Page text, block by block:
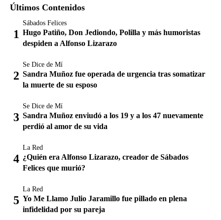
Últimos Contenidos
Sábados Felices
Hugo Patiño, Don Jediondo, Polilla y más humoristas
despiden a Alfonso Lizarazo
Se Dice de Mí
Sandra Muñoz fue operada de urgencia tras somatizar
la muerte de su esposo
Se Dice de Mí
Sandra Muñoz enviudó a los 19 y a los 47 nuevamente
perdió al amor de su vida
La Red
¿Quién era Alfonso Lizarazo, creador de Sábados
Felices que murió?
La Red
Yo Me Llamo Julio Jaramillo fue pillado en plena
infidelidad por su pareja